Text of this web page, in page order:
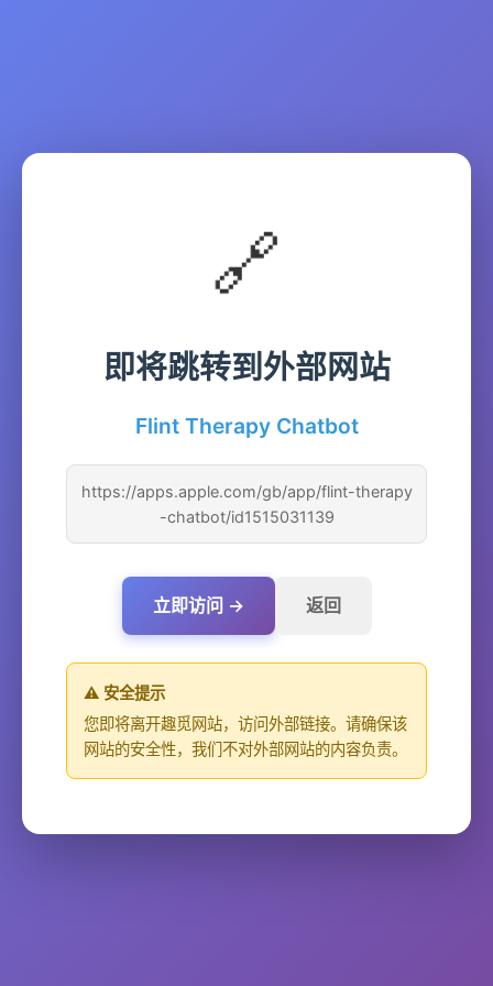
🔗
即将跳转到外部网站
Flint Therapy Chatbot
https://apps.apple.com/gb/app/flint-therapy
-chatbot/id1515031139
立即访问 → 返回
⚠️ 安全提示
您即将离开趣觅网站，访问外部链接。请确保该
网站的安全性，我们不对外部网站的内容负责。